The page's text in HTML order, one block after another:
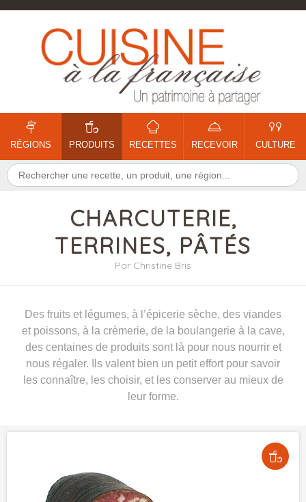
RÉGIONS PRODUITS RECETTES RECEVOIR CULTURE
CHARCUTERIE,
TERRINES, PÂTÉS
Par Christine Bris
Des fruits et légumes, à l’épicerie sèche, des viandes
et poissons, à la crèmerie, de la boulangerie à la cave,
des centaines de produits sont là pour nous nourrir et
nous régaler. Ils valent bien un petit effort pour savoir
les connaître, les choisir, et les conserver au mieux de
leur forme.